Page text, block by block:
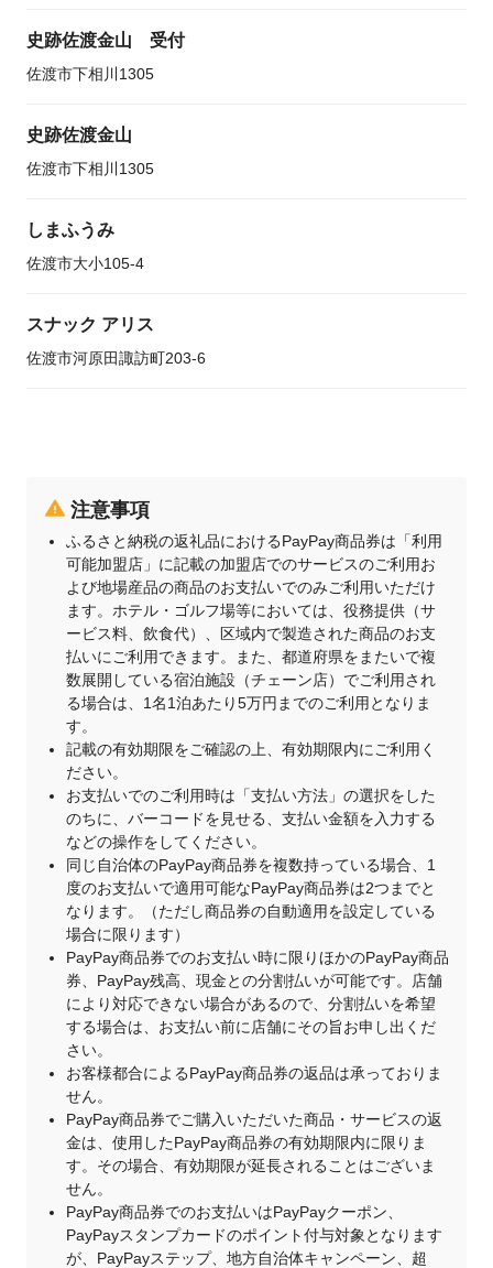
史跡佐渡金山 受付
佐渡市下相川1305
史跡佐渡金山
佐渡市下相川1305
しまふうみ
佐渡市大小105-4
スナック アリス
佐渡市河原田諏訪町203-6
注意事項
ふるさと納税の返礼品におけるPayPay商品券は「利用
可能加盟店」に記載の加盟店でのサービスのご利用お
よび地場産品の商品のお支払いでのみご利用いただけ
ます。ホテル・ゴルフ場等においては、役務提供（サ
ービス料、飲食代）、区域内で製造された商品のお支
払いにご利用できます。また、都道府県をまたいで複
数展開している宿泊施設（チェーン店）でご利用され
る場合は、1名1泊あたり5万円までのご利用となりま
す。
記載の有効期限をご確認の上、有効期限内にご利用く
ださい。
お支払いでのご利用時は「支払い方法」の選択をした
のちに、バーコードを見せる、支払い金額を入力する
などの操作をしてください。
同じ自治体のPayPay商品券を複数持っている場合、1
度のお支払いで適用可能なPayPay商品券は2つまでと
なります。（ただし商品券の自動適用を設定している
場合に限ります）
PayPay商品券でのお支払い時に限りほかのPayPay商品
券、PayPay残高、現金との分割払いが可能です。店舗
により対応できない場合があるので、分割払いを希望
する場合は、お支払い前に店舗にその旨お申し出くだ
さい。
お客様都合によるPayPay商品券の返品は承っておりま
せん。
PayPay商品券でご購入いただいた商品・サービスの返
金は、使用したPayPay商品券の有効期限内に限りま
す。その場合、有効期限が延長されることはございま
せん。
PayPay商品券でのお支払いはPayPayクーポン、
PayPayスタンプカードのポイント付与対象となります
が、PayPayステップ、地方自治体キャンペーン、超